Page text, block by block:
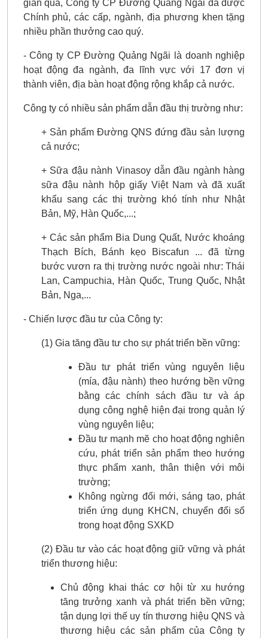
gian qua, Công ty CP Đường Quảng Ngãi đã được
Chính phủ, các cấp, ngành, địa phương khen tặng
nhiều phần thưởng cao quý.
- Công ty CP Đường Quảng Ngãi là doanh nghiệp
hoạt động đa ngành, đa lĩnh vực với 17 đơn vị
thành viên, địa bàn hoạt động rộng khắp cả nước.
Công ty có nhiều sản phẩm dẫn đầu thị trường như:
+ Sản phẩm Đường QNS đứng đầu sản lượng
cả nước;
+ Sữa đậu nành Vinasoy dẫn đầu ngành hàng
sữa đậu nành hộp giấy Việt Nam và đã xuất
khẩu sang các thị trường khó tính như Nhật
Bản, Mỹ, Hàn Quốc,...;
+ Các sản phẩm Bia Dung Quất, Nước khoáng
Thạch Bích, Bánh kẹo Biscafun ... đã từng
bước vươn ra thị trường nước ngoài như: Thái
Lan, Campuchia, Hàn Quốc, Trung Quốc, Nhật
Bản, Nga,...
- Chiến lược đầu tư của Công ty:
(1) Gia tăng đầu tư cho sự phát triển bền vững:
Đầu tư phát triển vùng nguyên liệu
(mía, đậu nành) theo hướng bền vững
bằng các chính sách đầu tư và áp
dụng công nghệ hiện đại trong quản lý
vùng nguyên liệu;
Đầu tư mạnh mẽ cho hoạt động nghiên
cứu, phát triển sản phẩm theo hướng
thực phẩm xanh, thân thiện với môi
trường;
Không ngừng đổi mới, sáng tạo, phát
triển ứng dụng KHCN, chuyển đổi số
trong hoạt động SXKD
(2) Đầu tư vào các hoạt động giữ vững và phát
triển thương hiệu:
Chủ động khai thác cơ hội từ xu hướng
tăng trưởng xanh và phát triển bền vững;
tận dụng lợi thế uy tín thương hiệu QNS và
thương hiệu các sản phẩm của Công ty